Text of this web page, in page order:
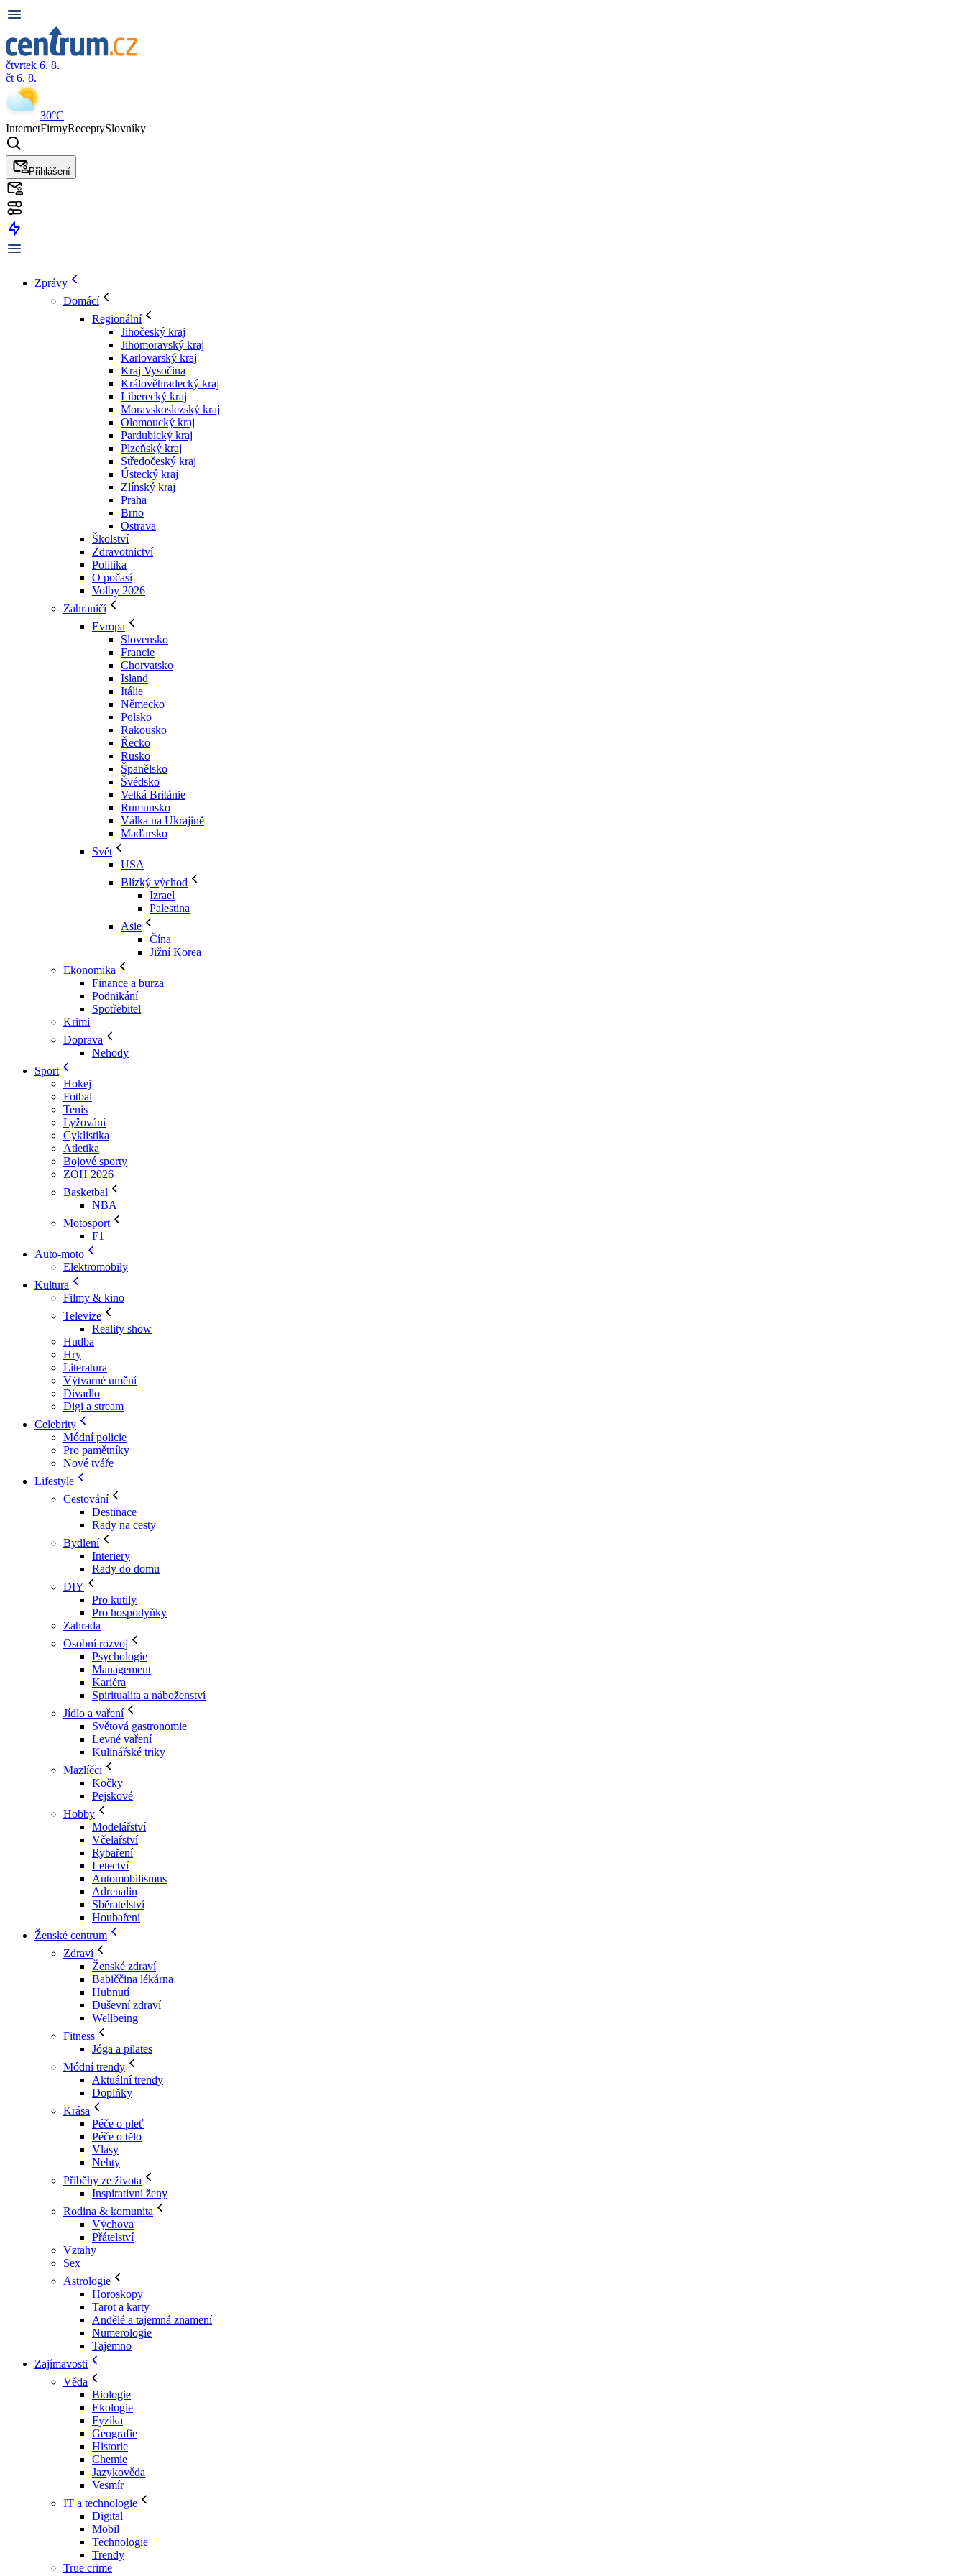
čtvrtek 6. 8.
čt 6. 8.
30°C
InternetFirmyReceptySlovníky
Přihlášení
Zprávy
Domácí
Regionální
Jihočeský kraj
Jihomoravský kraj
Karlovarský kraj
Kraj Vysočina
Králověhradecký kraj
Liberecký kraj
Moravskoslezský kraj
Olomoucký kraj
Pardubický kraj
Plzeňský kraj
Středočeský kraj
Ústecký kraj
Zlínský kraj
Praha
Brno
Ostrava
Školství
Zdravotnictví
Politika
O počasí
Volby 2026
Zahraničí
Evropa
Slovensko
Francie
Chorvatsko
Island
Itálie
Německo
Polsko
Rakousko
Řecko
Rusko
Španělsko
Švédsko
Velká Británie
Rumunsko
Válka na Ukrajině
Maďarsko
Svět
USA
Blízký východ
Izrael
Palestina
Asie
Čína
Jižní Korea
Ekonomika
Finance a burza
Podnikání
Spotřebitel
Krimi
Doprava
Nehody
Sport
Hokej
Fotbal
Tenis
Lyžování
Cyklistika
Atletika
Bojové sporty
ZOH 2026
Basketbal
NBA
Motosport
F1
Auto-moto
Elektromobily
Kultura
Filmy & kino
Televize
Reality show
Hudba
Hry
Literatura
Výtvarné umění
Divadlo
Digi a stream
Celebrity
Módní policie
Pro pamětníky
Nové tváře
Lifestyle
Cestování
Destinace
Rady na cesty
Bydlení
Interiery
Rady do domu
DIY
Pro kutily
Pro hospodyňky
Zahrada
Osobní rozvoj
Psychologie
Management
Kariéra
Spiritualita a náboženství
Jídlo a vaření
Světová gastronomie
Levné vaření
Kulinářské triky
Mazlíčci
Kočky
Pejskové
Hobby
Modelářství
Včelařství
Rybaření
Letectví
Automobilismus
Adrenalin
Sběratelství
Houbaření
Ženské centrum
Zdraví
Ženské zdraví
Babiččina lékárna
Hubnutí
Duševní zdraví
Wellbeing
Fitness
Jóga a pilates
Módní trendy
Aktuální trendy
Doplňky
Krása
Péče o pleť
Péče o tělo
Vlasy
Nehty
Příběhy ze života
Inspirativní ženy
Rodina & komunita
Výchova
Přátelství
Vztahy
Sex
Astrologie
Horoskopy
Tarot a karty
Andělé a tajemná znamení
Numerologie
Tajemno
Zajímavosti
Věda
Biologie
Ekologie
Fyzika
Geografie
Historie
Chemie
Jazykověda
Vesmír
IT a technologie
Digital
Mobil
Technologie
Trendy
True crime